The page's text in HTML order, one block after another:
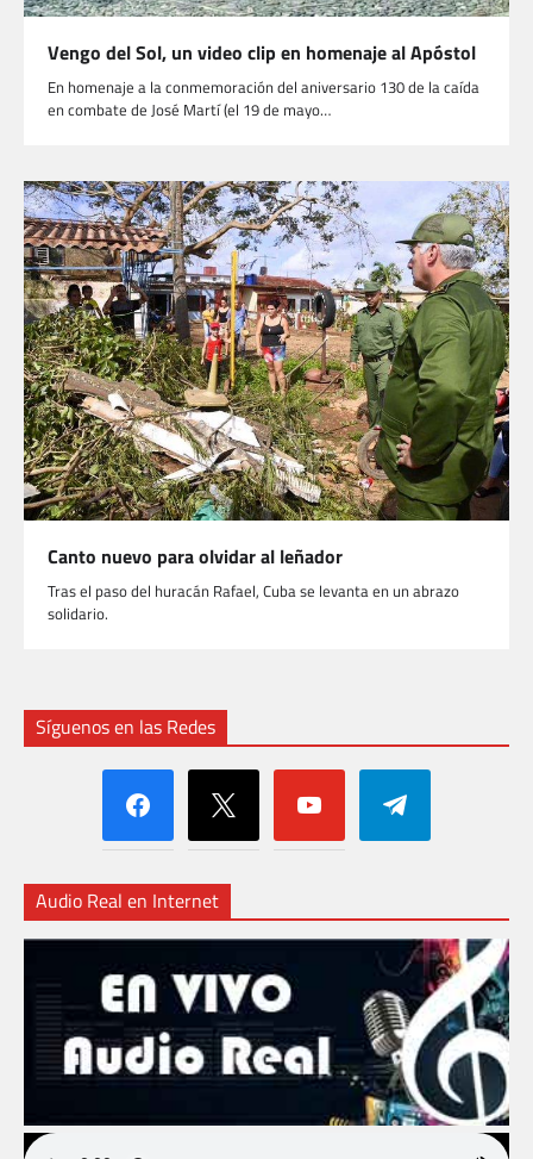
Vengo del Sol, un video clip en homenaje al Apóstol
En homenaje a la conmemoración del aniversario 130 de la caída
en combate de José Martí (el 19 de mayo…
Canto nuevo para olvidar al leñador
Tras el paso del huracán Rafael, Cuba se levanta en un abrazo
solidario.
Síguenos en las Redes
facebook x youtube telegram
Audio Real en Internet